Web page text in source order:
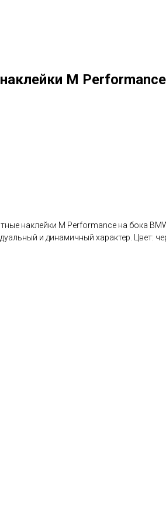
M
наклейки M Performance на бока
и динамичный характер. Цвет: